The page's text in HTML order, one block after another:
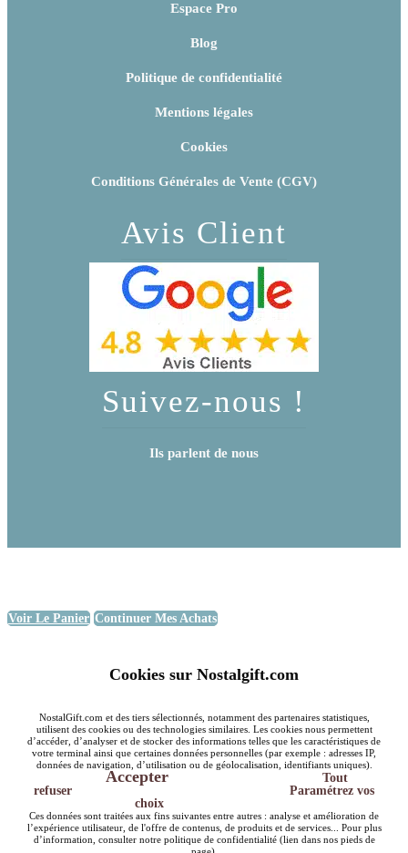
Espace Pro
Blog
Politique de confidentialité
Mentions légales
Cookies
Conditions Générales de Vente (CGV)
Avis Client
Suivez-nous !
Ils parlent de nous
Voir Le Panier Continuer Mes Achats
Cookies sur Nostalgift.com
NostalGift.com et des tiers sélectionnés, notamment des partenaires statistiques,
utilisent des cookies ou des technologies similaires. Les cookies nous permettent
d’accéder, d’analyser et de stocker des informations telles que les caractéristiques de
votre terminal ainsi que certaines données personnelles (par exemple : adresses IP,
données de navigation, d’utilisation ou de géolocalisation, identifiants uniques).
Accepter
Tout
refuser
Paramétrez vos
choix
Ces données sont traitées aux fins suivantes entre autres : analyse et amélioration de
l’expérience utilisateur, de l'offre de contenus, de produits et de services... Pour plus
d’information, consulter notre politique de confidentialité (lien dans nos pieds de